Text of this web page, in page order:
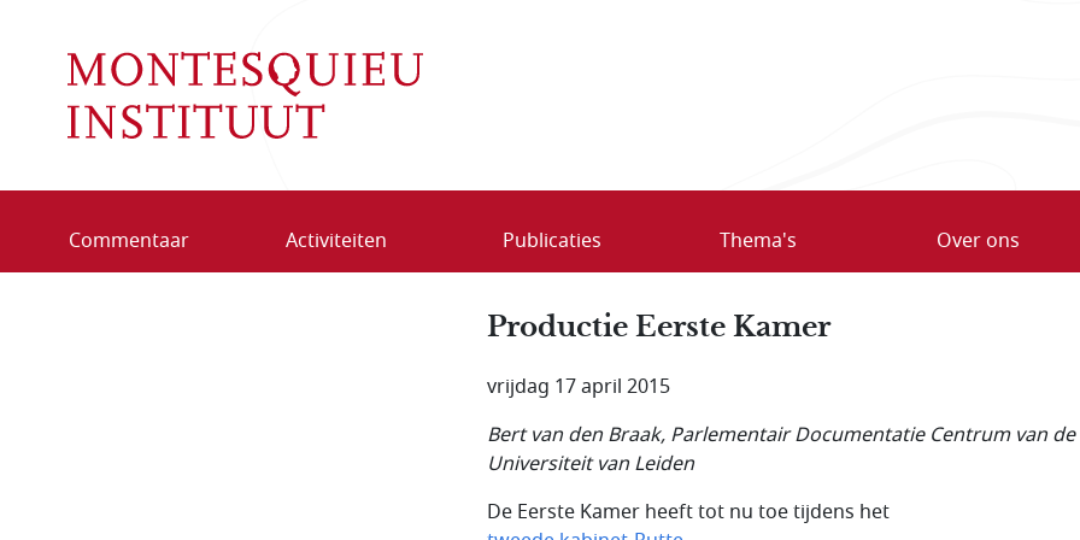
Commentaar Activiteiten Publicaties Thema's Over ons
Productie Eerste Kamer
vrijdag 17 april 2015
Bert van den Braak, Parlementair Documentatie Centrum van de
Universiteit van Leiden
De Eerste Kamer heeft tot nu toe tijdens het